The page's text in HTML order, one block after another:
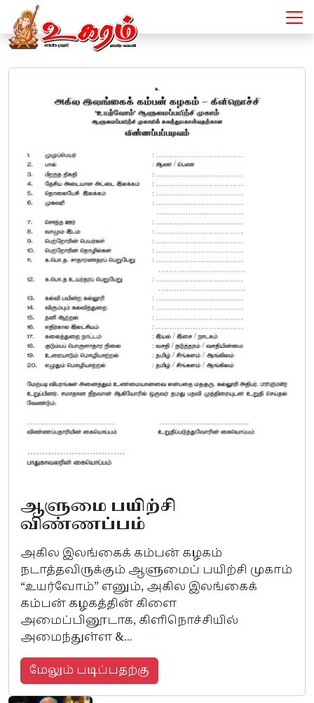
ஆளுமை பயிற்சி
விண்ணப்பம்
அகில இலங்கைக் கம்பன் கழகம்
நடாத்தவிருக்கும் ஆளுமைப் பயிற்சி முகாம்
“உயர்வோம்” எனும், அகில இலங்கைக்
கம்பன் கழகத்தின் கிளை
அமைப்பினூடாக, கிளிநொச்சியில்
அமைந்துள்ள &...
மேலும் படிப்பதற்கு